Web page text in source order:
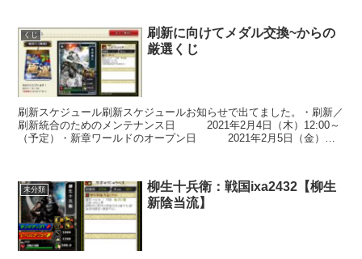
くじ
刷新に向けてメダル交換~からの
厳選くじ
刷新スケジュール刷新スケジュールお知らせで出てました。・刷新／
刷新統合のためのメンテナンス日 2021年2月4日（木）12:00～
（予定）・新章ワールドのオープン日 2021年2月5日（金）
未分類
柳生十兵衛：戦国ixa2432【柳生
新陰当流】